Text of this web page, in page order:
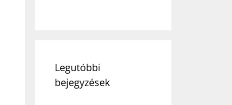
Legutóbbi
bejegyzések